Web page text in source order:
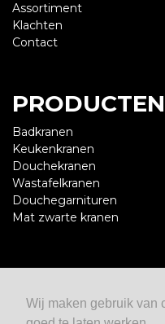
Wij maken gebruik van
Assortiment
Klachten
Contact
PRODUCTEN
Badkranen
Keukenkranen
Douchekranen
Wastafelkranen
Douchegarnituren
Mat zwarte kranen
De Beste Kranen